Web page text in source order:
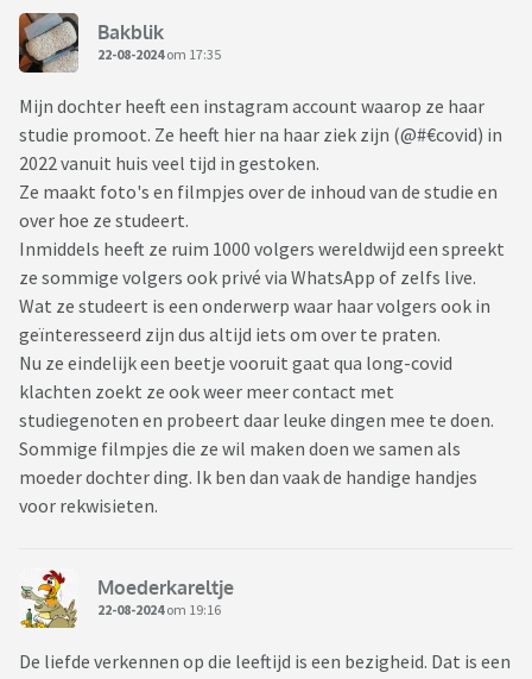
Bakblik
22-08-2024om 17:35
Mijn dochter heeft een instagram account waarop ze haar
studie promoot. Ze heeft hier na haar ziek zijn (@#€covid) in
2022 vanuit huis veel tijd in gestoken.
Ze maakt foto's en filmpjes over de inhoud van de studie en
over hoe ze studeert.
Inmiddels heeft ze ruim 1000 volgers wereldwijd een spreekt
ze sommige volgers ook privé via WhatsApp of zelfs live.
Wat ze studeert is een onderwerp waar haar volgers ook in
geïnteresseerd zijn dus altijd iets om over te praten.
Nu ze eindelijk een beetje vooruit gaat qua long-covid
klachten zoekt ze ook weer meer contact met
studiegenoten en probeert daar leuke dingen mee te doen.
Sommige filmpjes die ze wil maken doen we samen als
moeder dochter ding. Ik ben dan vaak de handige handjes
voor rekwisieten.
Moederkareltje
22-08-2024om 19:16
De liefde verkennen op die leeftijd is een bezigheid. Dat is een